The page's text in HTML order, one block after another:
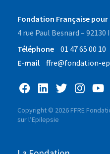
Fondation Française pour
4 rue Paul Besnard –
Téléphone
01 47 65 00 10
E-mail
ffre@fondation-
Copyright © 2026 FFRE
sur l’Epilepsie